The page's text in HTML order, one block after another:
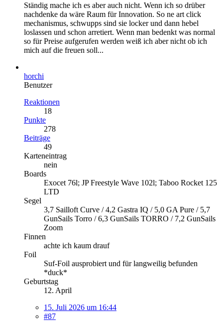
Ständig mache ich es aber auch nicht. Wenn ich so drüber
nachdenke da wäre Raum für Innovation. So ne art click
mechanismus, schwupps sind sie locker und dann hebel
loslassen und schon arretiert. Wenn man bedenkt was normal
so für Preise aufgerufen werden weiß ich aber nicht ob ich
mich auf die freuen soll...
horchi
Benutzer
Reaktionen
18
Punkte
278
Beiträge
49
Karteneintrag
nein
Boards
Exocet 76l; JP Freestyle Wave 102l; Taboo Rocket 125
LTD
Segel
3,7 Sailloft Curve / 4,2 Gastra IQ / 5,0 GA Pure / 5,7
GunSails Torro / 6,3 GunSails TORRO / 7,2 GunSails
Zoom
Finnen
achte ich kaum drauf
Foil
Suf-Foil ausprobiert und für langweilig befunden
*duck*
Geburtstag
12. April
15. Juli 2026 um 16:44
#87